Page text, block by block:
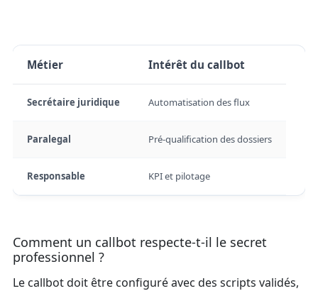
Métier Intérêt du callbot
Secrétaire juridique Automatisation des flux
Paralegal Pré-qualification des dossiers
Responsable KPI et pilotage
Comment un callbot respecte-t-il le secret
professionnel ?
Le callbot doit être configuré avec des scripts validés,